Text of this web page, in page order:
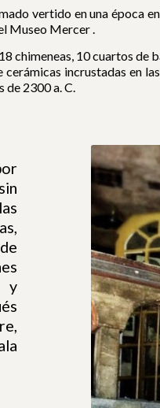
vertido en una época
Museo Mercer .
chimeneas, 10 cuartos
incrustadas en
2300 a. C.
y